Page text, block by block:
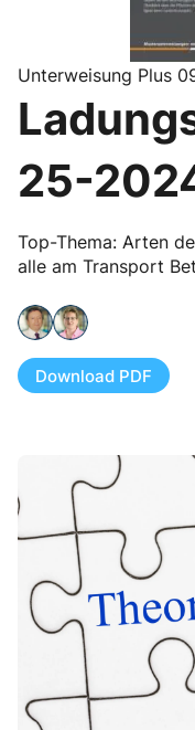
Unterweisung Plus
25-
Top-Thema: Arten
alle am Transport
Download PDF